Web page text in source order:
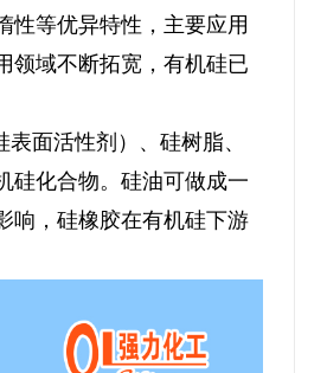
性等优异特性，主要应用
领域不断拓宽，有机硅已
面活性剂）、硅树脂、
硅化合物。硅油可做成一
响，硅橡胶在有机硅下游